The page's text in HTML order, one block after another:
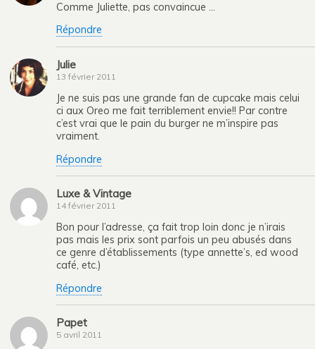
Comme Juliette, pas convaincue …
Répondre
Julie
13 février 2011
Je ne suis pas une grande fan de cupcake mais celui
ci aux Oreo me fait terriblement envie!! Par contre
c’est vrai que le pain du burger ne m’inspire pas
vraiment.
Répondre
Luxe & Vintage
14 février 2011
Bon pour l’adresse, ça fait trop loin donc je n’irais
pas mais les prix sont parfois un peu abusés dans
ce genre d’établissements (type annette’s, ed wood
café, etc.)
Répondre
Papet
5 avril 2011